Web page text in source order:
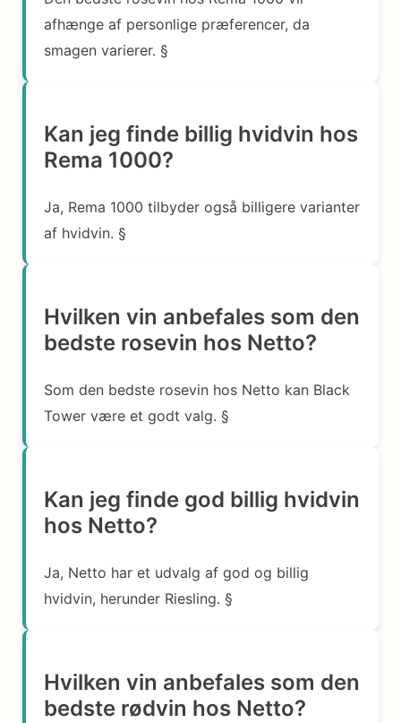
afhænge af personlige præferencer, da
smagen varierer. §
Kan jeg finde billig hvidvin hos
Rema 1000?
Ja, Rema 1000 tilbyder også billigere varianter
af hvidvin. §
Hvilken vin anbefales som den
bedste rosevin hos Netto?
Som den bedste rosevin hos Netto kan Black
Tower være et godt valg. §
Kan jeg finde god billig hvidvin
hos Netto?
Ja, Netto har et udvalg af god og billig
hvidvin, herunder Riesling. §
Hvilken vin anbefales som den
bedste rødvin hos Netto?